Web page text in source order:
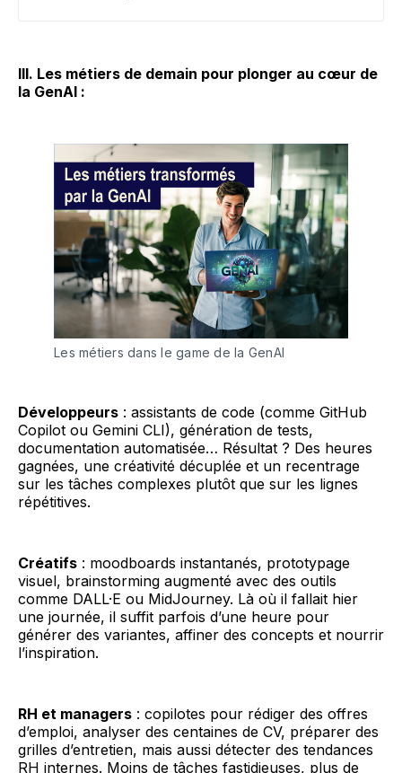
III. Les métiers de demain pour plonger au cœur de
la GenAI :
Les métiers dans le game de la GenAI
Développeurs : assistants de code (comme GitHub
Copilot ou Gemini CLI), génération de tests,
documentation automatisée… Résultat ? Des heures
gagnées, une créativité décuplée et un recentrage
sur les tâches complexes plutôt que sur les lignes
répétitives.
Créatifs : moodboards instantanés, prototypage
visuel, brainstorming augmenté avec des outils
comme DALL·E ou MidJourney. Là où il fallait hier
une journée, il suffit parfois d’une heure pour
générer des variantes, affiner des concepts et nourrir
l’inspiration.
RH et managers : copilotes pour rédiger des offres
d’emploi, analyser des centaines de CV, préparer des
grilles d’entretien, mais aussi détecter des tendances
RH internes. Moins de tâches fastidieuses, plus de